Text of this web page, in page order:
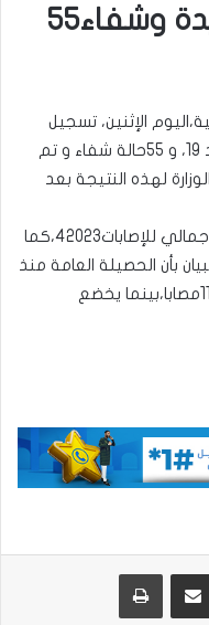
الإثنين، تسجيل
25إصابة جديدة مؤكدة بفيروس كوفيد 19، و 55حالة شفاء و تم
لهذه النتيجة بعد
وبهذه الإصابات الجديدة يرتفع العدد الإجمالي للإصابات42023،كما
البيان بأن الحصيلة العامة منذ
بداية الجائحة ،تم شفاء40591ووفاة 1155مصابا،بينما يخضع
مشاركة عبر البريد طباعة